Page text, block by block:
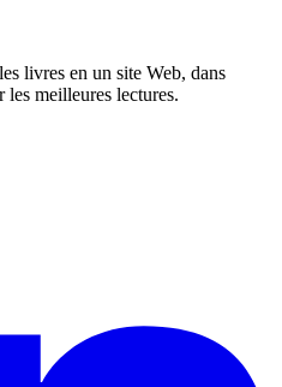
livres en un site Web, dans
les meilleures lectures.